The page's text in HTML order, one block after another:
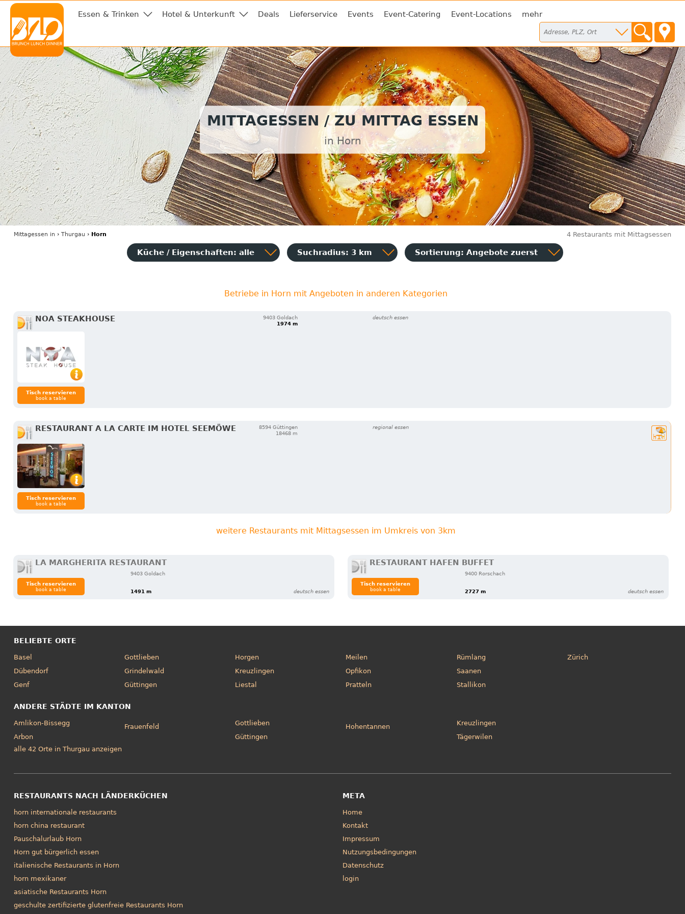
Essen & Trinken Hotel & Unterkunft Deals Lieferservice Events Event-Catering Event-Locations mehr
MITTAGESSEN / ZU MITTAG ESSEN
in Horn
Mittagessen in › Thurgau › Horn 4 Restaurants mit Mittagsessen
Küche / Eigenschaften: alle Suchradius: 3 km Sortierung: Angebote zuerst
Betriebe in Horn mit Angeboten in anderen Kategorien
NOA STEAKHOUSE
9403 Goldach
1974 m
deutsch essen
Tisch reservieren
book a table
RESTAURANT A LA CARTE IM HOTEL SEEMÖWE
8594 Güttingen
18468 m
regional essen
Tisch reservieren
book a table
weitere Restaurants mit Mittagsessen im Umkreis von 3km
LA MARGHERITA RESTAURANT
9403 Goldach
1491 m deutsch essen
Tisch reservieren
book a table
RESTAURANT HAFEN BUFFET
9400 Rorschach
2727 m deutsch essen
Tisch reservieren
book a table
BELIEBTE ORTE
Basel
Dübendorf
Genf
Gottlieben
Grindelwald
Güttingen
Horgen
Kreuzlingen
Liestal
Meilen
Opfikon
Pratteln
Rümlang
Saanen
Stallikon
Zürich
ANDERE STÄDTE IM KANTON
Amlikon-Bissegg
Arbon
Frauenfeld
Gottlieben
Güttingen
Hohentannen
Kreuzlingen
Tägerwilen
alle 42 Orte in Thurgau anzeigen
RESTAURANTS NACH LÄNDERKÜCHEN
horn internationale restaurants
horn china restaurant
Pauschalurlaub Horn
Horn gut bürgerlich essen
italienische Restaurants in Horn
horn mexikaner
asiatische Restaurants Horn
geschulte zertifizierte glutenfreie Restaurants Horn
META
Home
Kontakt
Impressum
Nutzungsbedingungen
Datenschutz
login